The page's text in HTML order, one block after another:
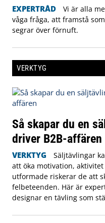
EXPERTRÅD
Vi är alla
våga fråga, att framstå
segrar över förnuft.
VERKTYG
Så skapar du en
driver B2B-affären
VERKTYG
Säljtävlingar
att öka motivation,
utformade riskerar de att
felbeteenden. Här är
designar en tävling som